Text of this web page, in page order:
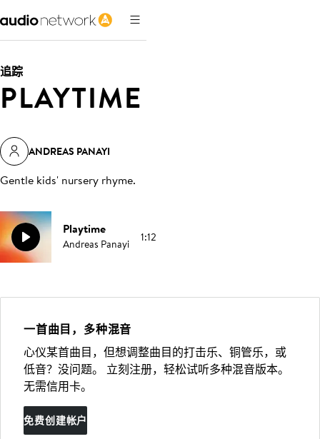
追踪
PLAYTIME
ANDREAS PANAYI
Gentle kids' nursery rhyme.
Playtime
Andreas Panayi 1:12
一首曲目，多种混音
心仪某首曲目，但想调整曲目的打击乐、铜管乐，或
低音？没问题。 立刻注册，轻松试听多种混音版本。
无需信用卡。
免费创建帐户